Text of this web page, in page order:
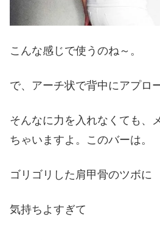
こんな感じで使うのね～。
で、アーチ状で背中にアプロ
そんなに力を入れなくても、
ちゃいますよ。このバーは。
ゴリゴリした肩甲骨のツボに
気持ちよすぎて